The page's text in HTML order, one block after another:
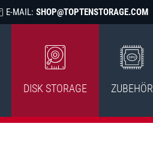
E-MAIL: SHOP@TOPTENSTORAGE.COM
DISK STORAGE ZUBEHÖR